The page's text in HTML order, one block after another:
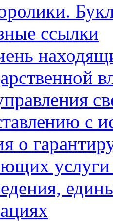
ссылки
с
о